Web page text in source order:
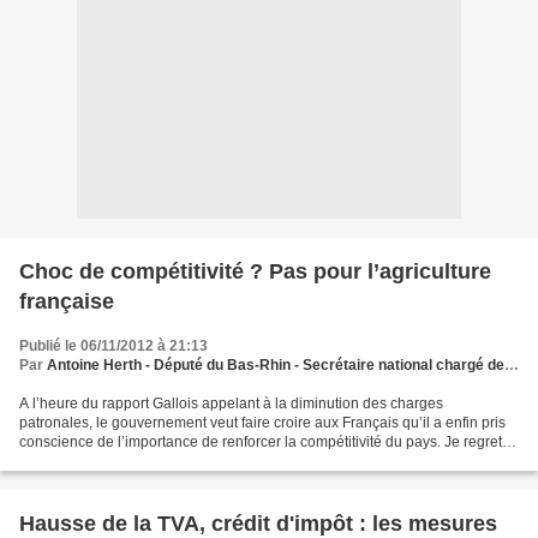
Choc de compétitivité ? Pas pour l’agriculture
française
Publié le 06/11/2012 à 21:13
Par Antoine Herth - Député du Bas-Rhin - Secrétaire national chargé de l’agriculture
A l’heure du rapport Gallois appelant à la diminution des charges
patronales, le gouvernement veut faire croire aux Français qu’il a enfin pris
conscience de l’importance de renforcer la compétitivité du pays. Je regrette
Hausse de la TVA, crédit d'impôt : les mesures